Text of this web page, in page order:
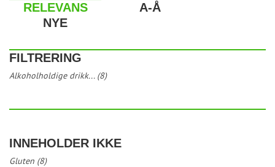
RELEVANS
A-Å
NYE
FILTRERING
Alkoholholdige drikk... (8)
INNEHOLDER IKKE
Gluten (8)